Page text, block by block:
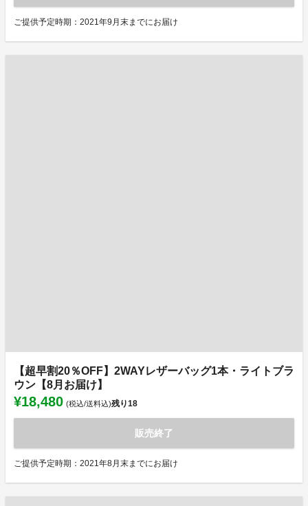
ご提供予定時期：2021年9月末までにお届け
【超早割20％OFF】2WAYレザーバッグ1本・ライトブラ
ウン【8月お届け】
¥18,480 (税込/送料込)残り18
販売終了
ご提供予定時期：2021年8月末までにお届け